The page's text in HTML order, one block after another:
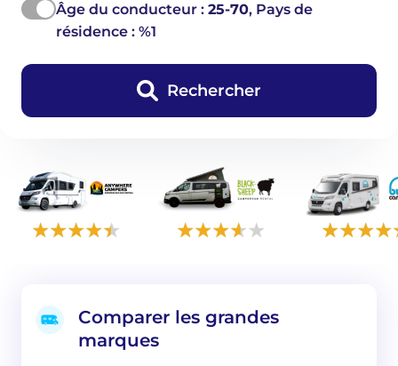
Âge du conducteur :25-70, Pays de
résidence : %1
Rechercher
Comparer les grandes
marques